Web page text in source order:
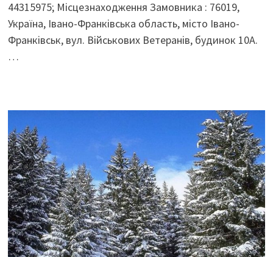
44315975; Місцезнаходження Замовника : 76019,
Україна, Івано-Франківська область, місто Івано-
Франківськ, вул. Військових Ветеранів, будинок 10А.
…